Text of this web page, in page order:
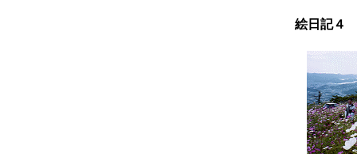
絵日記４